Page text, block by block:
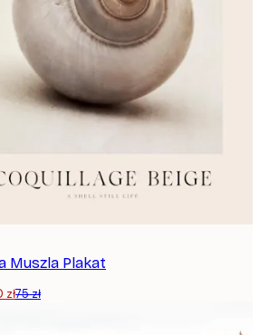
Muszla Plakat
zł75 zł